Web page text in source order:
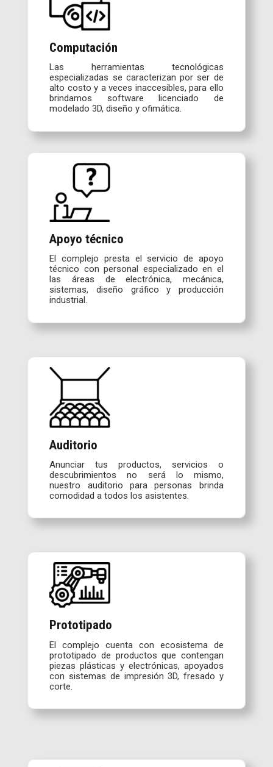
Computación
Las herramientas tecnológicas
especializadas se caracterizan por ser de
alto costo y a veces inaccesibles, para ello
brindamos software licenciado de
modelado 3D, diseño y ofimática.
Apoyo técnico
El complejo presta el servicio de apoyo
técnico con personal especializado en el
las áreas de electrónica, mecánica,
sistemas, diseño gráfico y producción
industrial.
Auditorio
Anunciar tus productos, servicios o
descubrimientos no será lo mismo,
nuestro auditorio para personas brinda
comodidad a todos los asistentes.
Prototipado
El complejo cuenta con ecosistema de
prototipado de productos que contengan
piezas plásticas y electrónicas, apoyados
con sistemas de impresión 3D, fresado y
corte.